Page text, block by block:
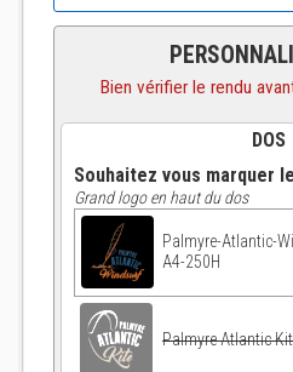
Bien vérifier le rendu
DOS
Souhaitez vous marquer
Grand logo en haut du dos
Palmyre-Atlantic-
A4-250H
Palmyre Atlantic